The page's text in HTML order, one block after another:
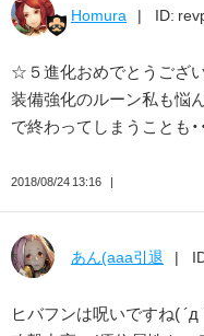
Homura ID:
☆５進化おめでとうござい
装備強化のルーン私も悩
で終わってしまうことも・
2018/08/24 13:16
あん(aaa引退
ヒバフンは呪いですね( ´д